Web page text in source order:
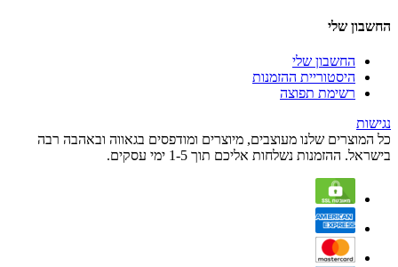
החשבון שלי
החשבון שלי
היסטוריית ההזמנות
רשימת תפוצה
נגישות
כל המוצרים שלנו מעוצבים, מיוצרים ומודפסים בגאווה ובאהבה רבה
בישראל. ההזמנות נשלחות אליכם תוך 1-5 ימי עסקים.